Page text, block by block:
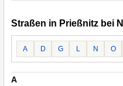
Straßen in Prießnitz bei
A D G L N O
A